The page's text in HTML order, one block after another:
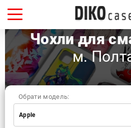
Чохли для
м.
Обрати модель:
Apple